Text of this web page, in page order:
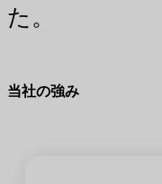
た。
当社の強み